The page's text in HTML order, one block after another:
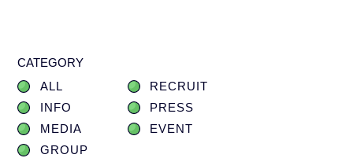
CATEGORY
ALL
RECRUIT
INFO
PRESS
MEDIA
EVENT
GROUP